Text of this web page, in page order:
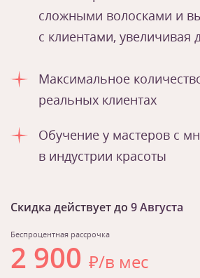
сложными волосками и
с клиентами, увеличивая
Максимальное
реальных клиентах
Обучение у мастеров с
в индустрии красоты
Скидка действует до 9 Августа
Беспроцентная рассрочка
2 900 ₽/в мес